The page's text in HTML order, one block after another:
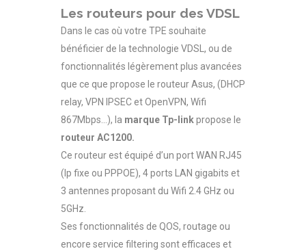
Les routeurs pour des VDSL
Dans le cas où votre TPE souhaite
bénéficier de la technologie VDSL, ou de
fonctionnalités légèrement plus avancées
que ce que propose le routeur Asus, (DHCP
relay, VPN IPSEC et OpenVPN, Wifi
867Mbps…), la marque Tp-linkpropose le
routeur AC1200.
Ce routeur est équipé d’un port WAN RJ45
(Ip fixe ou PPPOE), 4 ports LAN gigabits et
3 antennes proposant du Wifi 2.4 GHz ou
5GHz.
Ses fonctionnalités de QOS, routage ou
encore service filtering sont efficaces et